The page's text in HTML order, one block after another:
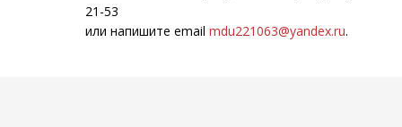
21-53
или напишите email mdu221063@yandex.ru.